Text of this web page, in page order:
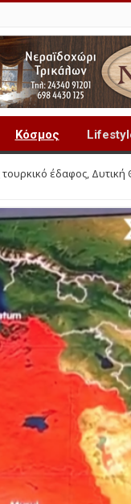
Κόσμος
έδαφος, Δυτική